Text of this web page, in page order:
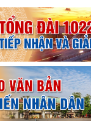
chiến dịch làm sạch
truyền thống
Tiếp nối truyền...
DÂN TRONG